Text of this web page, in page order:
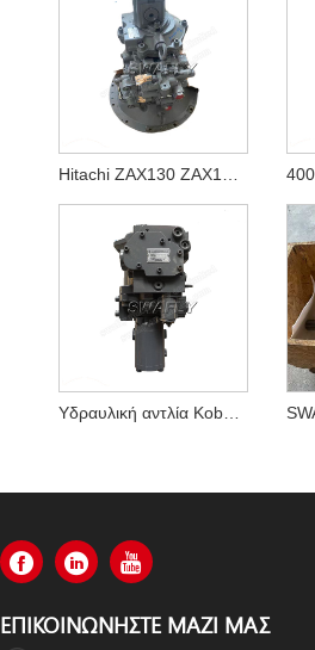
ΕΠΙΚΟΙΝΩΝΉΣΤΕ ΜΑΖΊ ΜΑΣ